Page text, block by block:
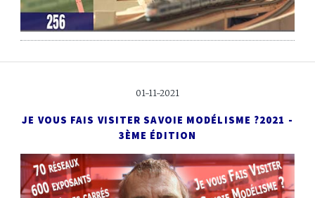
01-11-2021
JE VOUS FAIS VISITER SAVOIE MODÉLISME ?2021 -
3ÈME ÉDITION